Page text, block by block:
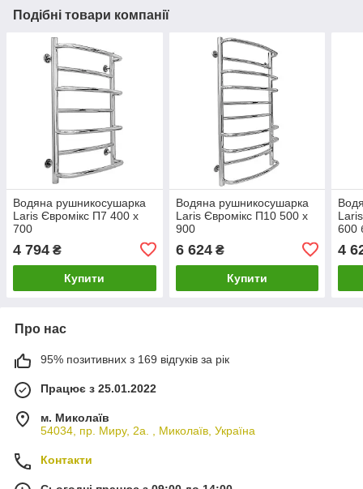
Подібні товари компанії
Водяна рушникосушарка
Laris Євромікс П7 400 х
700
4 794 ₴
Купити
Водяна рушникосушарка
Laris Євромікс П10 500 х
900
6 624₴
Купити
600
4
Про нас
95% позитивних з 169 відгуків за рік
Працює з 25.01.2022
м. Миколаїв
54034, пр. Миру, 2а. , Миколаїв, Україна
Контакти